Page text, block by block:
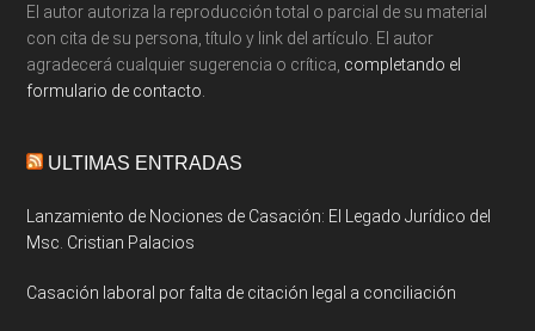
El autor autoriza la reproducción total o parcial de su material
con cita de su persona, título y link del artículo. El autor
agradecerá cualquier sugerencia o crítica, completando el
formulario de contacto.
ULTIMAS ENTRADAS
Lanzamiento de Nociones de Casación: El Legado Jurídico del
Msc. Cristian Palacios
Casación laboral por falta de citación legal a conciliación